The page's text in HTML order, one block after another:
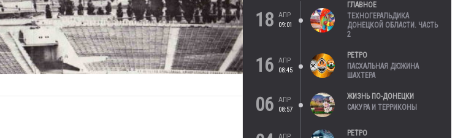
18
АПР
09:01
ГЛАВНОЕ
ТЕХНОГЕРАЛЬДИКА
ДОНЕЦКОЙ ОБЛАСТИ. ЧАСТЬ
2
16
АПР
08:45
РЕТРО
ПАСХАЛЬНАЯ ДЮЖИНА
ШАХТЕРА
06
АПР
08:57
ЖИЗНЬ ПО-ДОНЕЦКИ
САКУРА И ТЕРРИКОНЫ
РЕТРО